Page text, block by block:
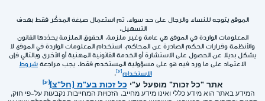
الموقع يتوجه للنساء والرجال على حد سواء. تم استعمال صيغة المذكّر فقط بهدف
التسهيل.
المعلومات الواردة في الموقع هي عامة وغير ملزمة. الحقوق الملزمة يحدّدها القانون
والأنظمة وقرارات الحكم الصادرة عن المحاكم. استخدام المعلومات الواردة في الموقع لا
يشكل بديلا عن الحصول على الاستشارة أو الخدمة القانونية المهنية أو الأخرى وبالتالي فإن
الاعتماد على ما ورد فيه هو على مسؤولية المستخدم فقط. يجب مراجعة شروط
الاستخدام
.
אתר "כל זכות" מופעל ע"י כל זכות בע"מ (חל"צ)
המידע באתר הוא מידע כללי ואינו מידע מחייב. הזכויות המחייבות נקבעות על-פי חוק,